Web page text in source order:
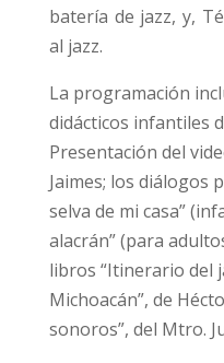
batería de jazz, y,
al jazz.
La programación
didácticos infantiles
Presentación del
Jaimes; los diálogos
selva de mi casa”
alacrán” (para
libros “Itinerario del
Michoacán”, de
sonoros”, del Mtro.